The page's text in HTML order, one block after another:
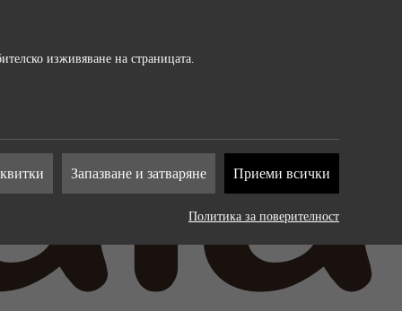
изживяване на страницата.
от
Запазване и затваряне Приеми всички
Политика за поверителност